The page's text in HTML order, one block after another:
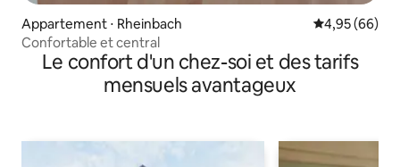
Appartement ⋅ Rheinbach Évaluation
4,95 (66)
Confortable et central
Le confort d'un chez-soi et des tarifs
mensuels avantageux